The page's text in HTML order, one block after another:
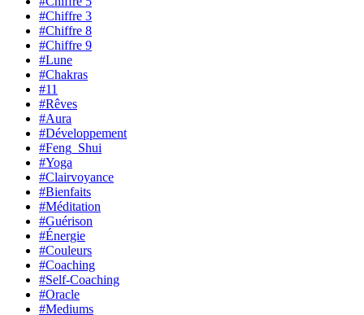
#Chiffre 3
#Chiffre 8
#Chiffre 9
#Lune
#Chakras
#11
#Rêves
#Aura
#Développement
#Feng_Shui
#Yoga
#Clairvoyance
#Bienfaits
#Méditation
#Guérison
#Énergie
#Couleurs
#Coaching
#Self-Coaching
#Oracle
#Mediums